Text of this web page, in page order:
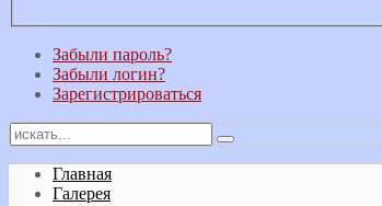
Забыли пароль?
Забыли логин?
Зарегистрироваться
Главная
Галерея